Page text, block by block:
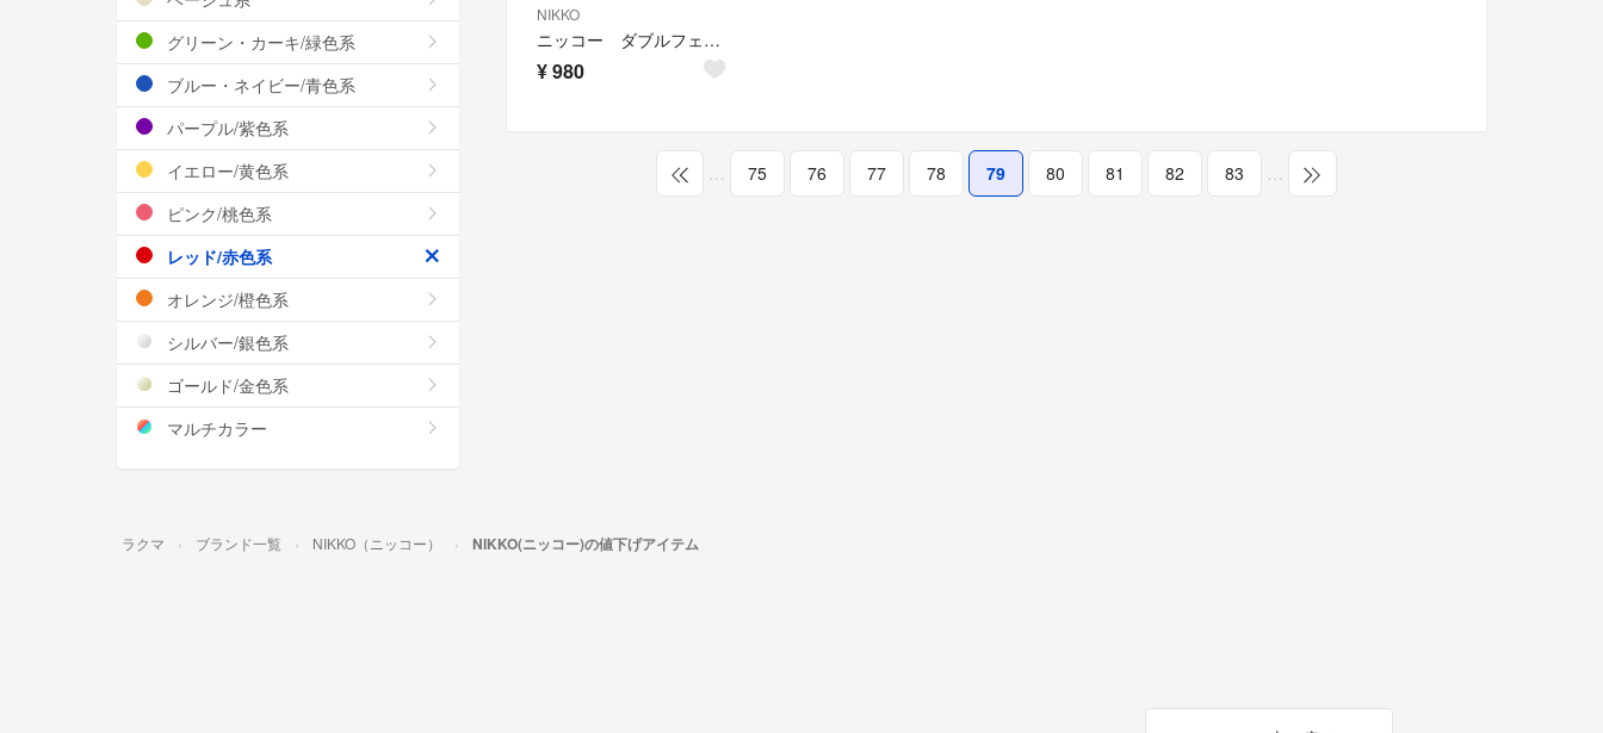
NIKKO
ニッコー ダブルフェニックス スープカップ 希少品
¥980
… 75 76 77 78 79 80 81 82 83 …
グリーン・カーキ/緑色系
ブルー・ネイビー/青色系
パープル/紫色系
イエロー/黄色系
ピンク/桃色系
レッド/赤色系
オレンジ/橙色系
シルバー/銀色系
ゴールド/金色系
マルチカラー
ラクマ ブランド一覧 NIKKO（ニッコー） NIKKO(ニッコー)の値下げアイテム